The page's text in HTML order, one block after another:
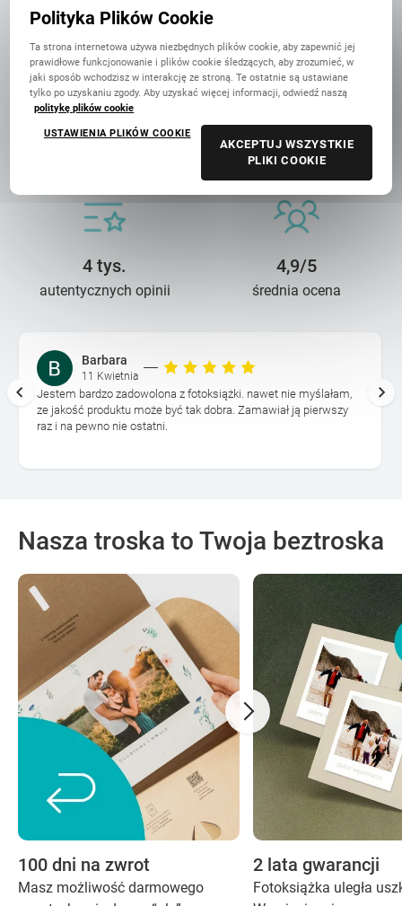
w Polsce
14 lat troski
wydrukowanych zdjęć
4 tys.
autentycznych opinii
4,9/5
średnia ocena
Barbara
11 Kwietnia
Jestem bardzo zadowolona z fotoksiążki. nawet nie myślałam,
ze jakość produktu może być tak dobra. Zamawiał ją pierwszy
raz i na pewno nie ostatni.
Nasza troska to Twoja beztroska
100 dni na zwrot
Masz możliwość darmowego
2 lata gwarancji
Fotoksiążka uległa
Polityka Plików Cookie
Ta strona internetowa używa niezbędnych plików cookie, aby zapewnić jej
prawidłowe funkcjonowanie i plików cookie śledzących, aby zrozumieć, w
jaki sposób wchodzisz w interakcję ze stroną. Te ostatnie są ustawiane
tylko po uzyskaniu zgody. Aby uzyskać więcej informacji, odwiedź naszą
politykę plików cookie
USTAWIENIA PLIKÓW COOKIE
AKCEPTUJ WSZYSTKIE
PLIKI COOKIE